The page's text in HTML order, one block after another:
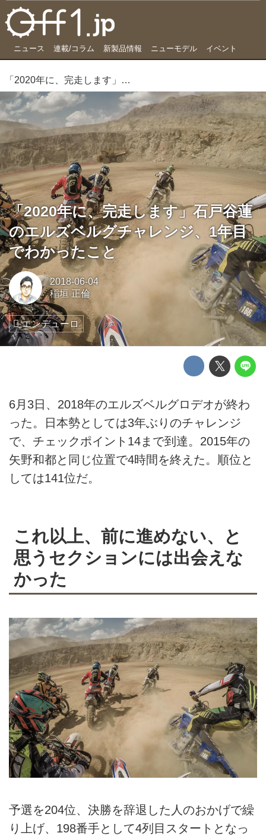
ニュース 連載/コラム 新製品情報 ニューモデル イベント
「2020年に、完走します」石戸谷蓮のエルズベルグチャレンジ、1年目でわかったこと
「2020年に、完走します」石戸谷蓮
のエルズベルグチャレンジ、1年目
でわかったこと
2018-06-04
稲垣 正倫
エンデューロ
6月3日、2018年のエルズベルグロデオが終わ
った。日本勢としては3年ぶりのチャレンジ
で、チェックポイント14まで到達。2015年の
矢野和都と同じ位置で4時間を終えた。順位と
しては141位だ。
これ以上、前に進めない、と
思うセクションには出会えな
かった
予選を204位、決勝を辞退した人のおかげで繰
り上げ、198番手として4列目スタートとなっ